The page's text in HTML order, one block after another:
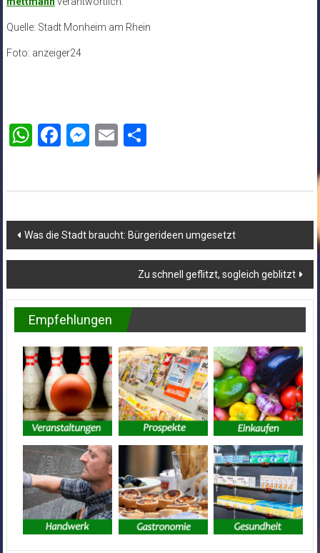
Quelle: Stadt Monheim am Rhein
Foto: anzeiger24
WhatsApp
Facebook
Messenger
Email
Beitragsnavigation
Was die Stadt braucht: Bürgerideen umgesetzt
Zu schnell geflitzt, sogleich geblitzt
Empfehlungen